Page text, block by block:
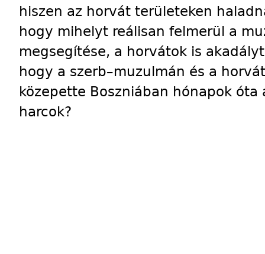
hiszen az horvát területeken
hogy mihelyt reálisan felmerül a
megsegítése, a horvátok is
hogy a szerb–muzulmán és a
közepette Boszniában hónapok
harcok?